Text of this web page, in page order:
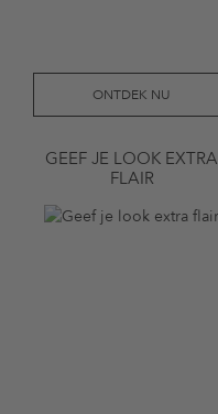
ONTDEK NU
GEEF JE LOOK EXTRA
FLAIR